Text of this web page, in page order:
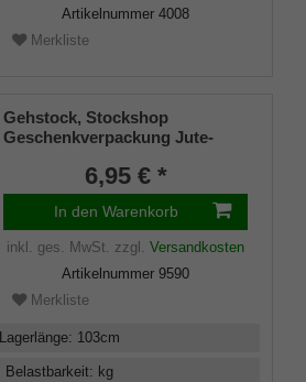
Artikelnummer 4008
Merkliste
Gehstock, Stockshop
Geschenkverpackung Jute-
Klettverschluss6,95 € *
In den Warenkorb
inkl. ges. MwSt. zzgl. Versandkosten
Artikelnummer 9590
Merkliste
Lagerlänge: 103cm
Belastbarkeit: kg